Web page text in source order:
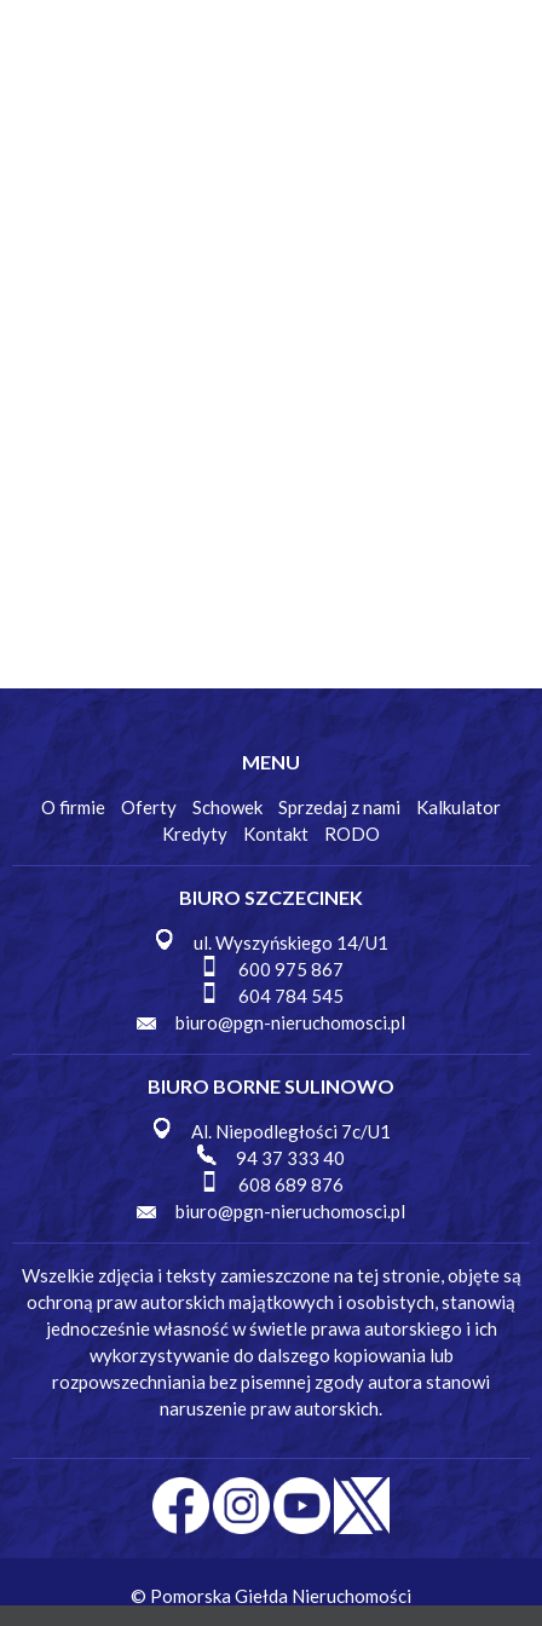
MENU
O firmie Oferty Schowek Sprzedaj z nami
Kalkulator
Kredyty
Kontakt RODO
BIURO SZCZECINEK
ul. Wyszyńskiego 14/U1
600 975 867
604 784 545
biuro@pgn-nieruchomosci.pl
BIURO BORNE SULINOWO
Al. Niepodległości 7c/U1
94 37 333 40
608 689 876
biuro@pgn-nieruchomosci.pl
Wszelkie zdjęcia i teksty zamieszczone na tej stronie, objęte są
ochroną praw autorskich majątkowych i osobistych, stanowią
jednocześnie własność w świetle prawa autorskiego i ich
wykorzystywanie do dalszego kopiowania lub
rozpowszechniania bez pisemnej zgody autora stanowi
naruszenie praw autorskich.
© Pomorska Giełda Nieruchomości